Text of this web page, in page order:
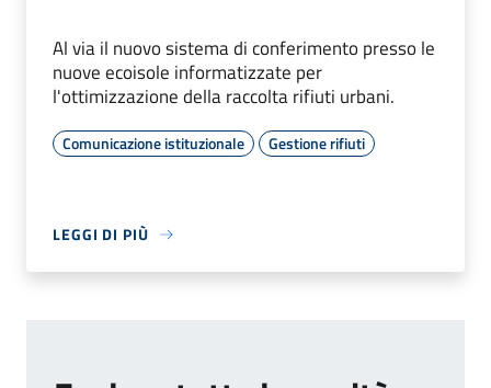
Al via il nuovo sistema di conferimento presso le
nuove ecoisole informatizzate per
l'ottimizzazione della raccolta rifiuti urbani.
Comunicazione istituzionale Gestione rifiuti
LEGGI DI PIÙ